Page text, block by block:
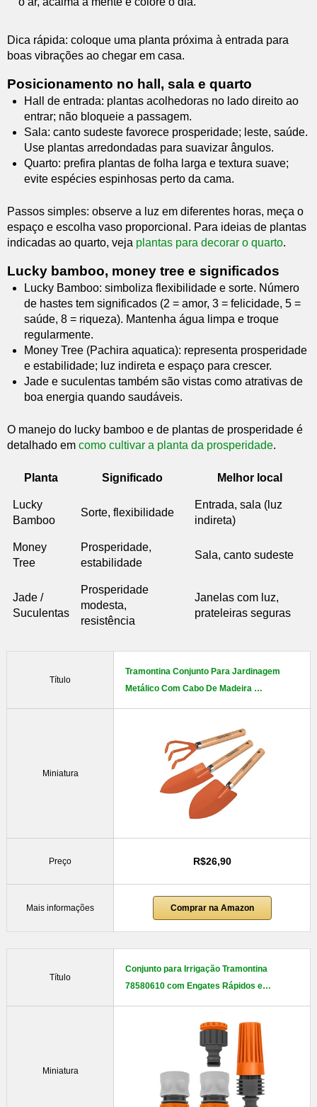
Dica rápida: coloque uma planta próxima à entrada para
boas vibrações ao chegar em casa.
Posicionamento no hall, sala e quarto
Hall de entrada: plantas acolhedoras no lado direito ao
entrar; não bloqueie a passagem.
Sala: canto sudeste favorece prosperidade; leste, saúde.
Use plantas arredondadas para suavizar ângulos.
Quarto: prefira plantas de folha larga e textura suave;
evite espécies espinhosas perto da cama.
Passos simples: observe a luz em diferentes horas, meça o
espaço e escolha vaso proporcional. Para ideias de plantas
indicadas ao quarto, veja plantas para decorar o quarto.
Lucky bamboo, money tree e significados
Lucky Bamboo: simboliza flexibilidade e sorte. Número
de hastes tem significados (2 = amor, 3 = felicidade, 5 =
saúde, 8 = riqueza). Mantenha água limpa e troque
regularmente.
Money Tree (Pachira aquatica): representa prosperidade
e estabilidade; luz indireta e espaço para crescer.
Jade e suculentas também são vistas como atrativas de
boa energia quando saudáveis.
O manejo do lucky bamboo e de plantas de prosperidade é
detalhado em como cultivar a planta da prosperidade.
Planta Significado Melhor local
Lucky
Bamboo
Sorte, flexibilidade
Entrada, sala (luz
indireta)
Money
Tree
Prosperidade,
estabilidade
Sala, canto sudeste
Jade /
Suculentas
Prosperidade
modesta,
resistência
Janelas com luz,
prateleiras seguras
Título
Tramontina Conjunto Para Jardinagem
Metálico Com Cabo De Madeira …
Miniatura
Preço R$26,90
Mais informações Comprar na Amazon
Título
Conjunto para Irrigação Tramontina
78580610 com Engates Rápidos e…
Miniatura